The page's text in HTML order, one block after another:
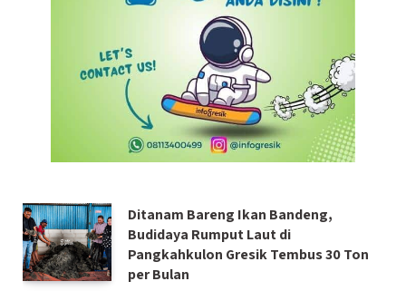
Ditanam Bareng Ikan Bandeng,
Budidaya Rumput Laut di
Pangkahkulon Gresik Tembus 30 Ton
per Bulan